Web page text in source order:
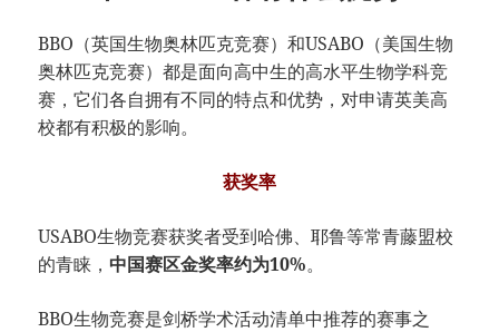
BBO（英国生物奥林匹克竞赛）和USABO（美国生物
奥林匹克竞赛）都是面向高中生的高水平生物学科竞
赛，它们各自拥有不同的特点和优势，对申请英美高
校都有积极的影响。
获奖率
USABO生物竞赛获奖者受到哈佛、耶鲁等常青藤盟校
的青睐， 中国赛区金奖率约为10%。
BBO生物竞赛是剑桥学术活动清单中推荐的赛事之